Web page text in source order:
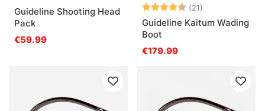
Guideline Shooting Head
Pack
€59.99
Beoordeling:
(21)
Guideline Kaitum Wading
Boot
€179.99